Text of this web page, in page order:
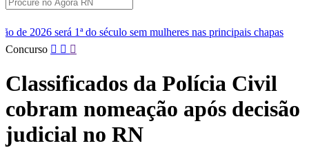
sem mulheres nas principais chapas
Renan diz que
Pular
conteúdo
Concurso
Classificados da Polícia Civil
cobram nomeação após decisão
judicial no RN